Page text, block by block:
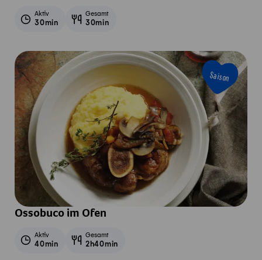
Aktiv
30min
Gesamt
30min
Saison
Ossobuco im Ofen
Aktiv
40min
Gesamt
2h40min